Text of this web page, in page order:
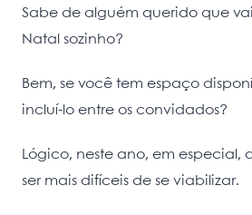
Sabe de alguém querido que
Natal sozinho?
Bem, se você tem espaço
incluí-lo entre os convidados?
Lógico, neste ano, em especial,
ser mais difíceis de se viabilizar.